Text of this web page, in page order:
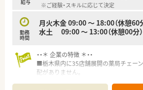
給与 ※ご経験・スキルに応じて決定
勤務
時間
月火木金 09:00 ～ 18:00（休憩60
水土 09:00 ～ 13:00（休憩00分）
・・＊ 企業の特徴 ＊・・
■栃木県内に35店舗展開の薬局チェー
配がありません。